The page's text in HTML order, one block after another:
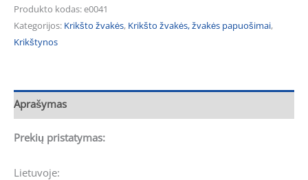
Produkto kodas:e0041
Kategorijos: Krikšto žvakės, Krikšto žvakės, žvakės papuošimai,
Krikštynos
Aprašymas
Prekių pristatymas:
Lietuvoje: